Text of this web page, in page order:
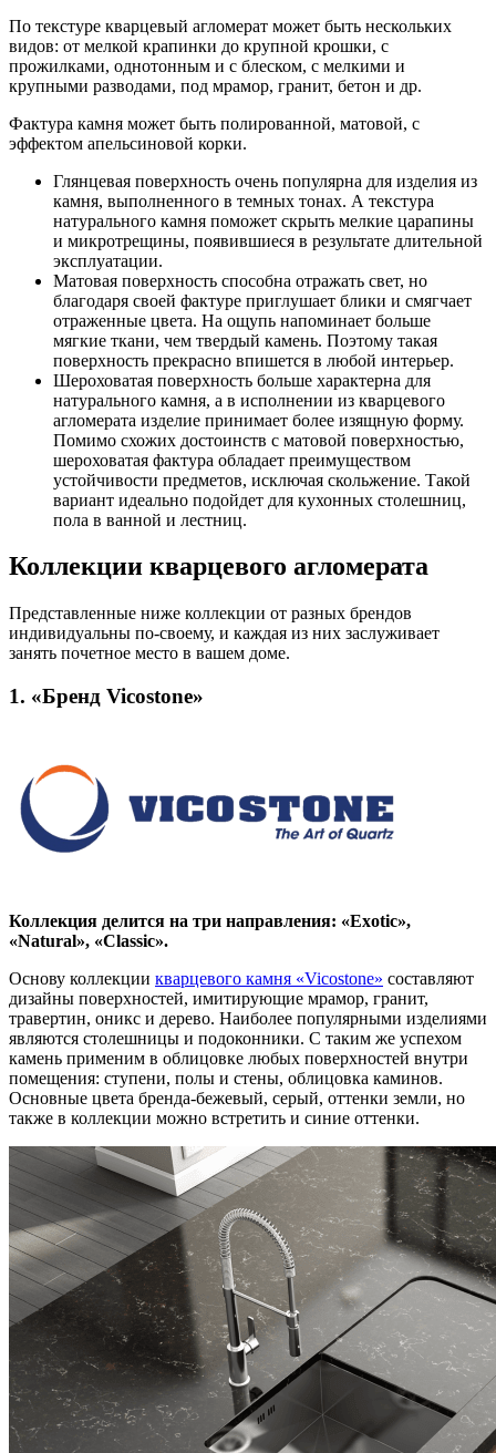
По текстуре кварцевый агломерат может быть нескольких
видов: от мелкой крапинки до крупной крошки, с
прожилками, однотонным и с блеском, с мелкими и
крупными разводами, под мрамор, гранит, бетон и др.
Фактура камня может быть полированной, матовой, с
эффектом апельсиновой корки.
Глянцевая поверхность очень популярна для изделия из
камня, выполненного в темных тонах. А текстура
натурального камня поможет скрыть мелкие царапины
и микротрещины, появившиеся в результате длительной
эксплуатации.
Матовая поверхность способна отражать свет, но
благодаря своей фактуре приглушает блики и смягчает
отраженные цвета. На ощупь напоминает больше
мягкие ткани, чем твердый камень. Поэтому такая
поверхность прекрасно впишется в любой интерьер.
Шероховатая поверхность больше характерна для
натурального камня, а в исполнении из кварцевого
агломерата изделие принимает более изящную форму.
Помимо схожих достоинств с матовой поверхностью,
шероховатая фактура обладает преимуществом
устойчивости предметов, исключая скольжение. Такой
вариант идеально подойдет для кухонных столешниц,
пола в ванной и лестниц.
Коллекции кварцевого агломерата
Представленные ниже коллекции от разных брендов
индивидуальны по-своему, и каждая из них заслуживает
занять почетное место в вашем доме.
1. «Бренд Vicostone»
Коллекция делится на три направления: «Exotic»,
«Natural», «Classic».
Основу коллекции кварцевого камня «Vicostone» составляют
дизайны поверхностей, имитирующие мрамор, гранит,
травертин, оникс и дерево. Наиболее популярными изделиями
являются столешницы и подоконники. С таким же успехом
камень применим в облицовке любых поверхностей внутри
помещения: ступени, полы и стены, облицовка каминов.
Основные цвета бренда-бежевый, серый, оттенки земли, но
также в коллекции можно встретить и синие оттенки.